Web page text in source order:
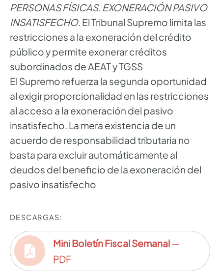
PERSONAS FÍSICAS. EXONERACIÓN PASIVO
INSATISFECHO. El Tribunal Supremo limita las
restricciones a la exoneración del crédito
público y permite exonerar créditos
subordinados de AEAT y TGSS
El Supremo refuerza la segunda oportunidad
al exigir proporcionalidad en las restricciones
al acceso a la exoneración del pasivo
insatisfecho. La mera existencia de un
acuerdo de responsabilidad tributaria no
basta para excluir automáticamente al
deudos del beneficio de la exoneración del
pasivo insatisfecho
DESCARGAS:
Mini Boletín Fiscal Semanal—
PDF